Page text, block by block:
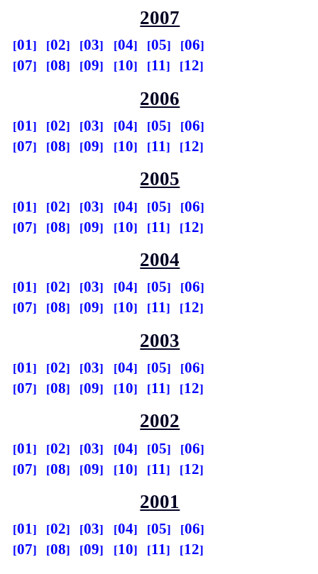
2007
01 02 03 04 05
06
07
08 09 10 11 12
2006
01 02 03 04 05
06
07
08 09 10 11 12
2005
01 02 03 04 05
06
07
08 09 10 11 12
2004
01 02 03 04 05
06
07
08 09 10 11 12
2003
01 02 03 04 05
06
07
08 09 10 11 12
2002
01 02 03 04 05
06
07
08 09 10 11 12
2001
01 02 03 04 05
06
07
08 09 10 11 12